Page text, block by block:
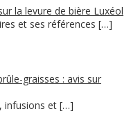
la levure de bière Luxéol
et ses références […]
graisses : avis sur
infusions et […]